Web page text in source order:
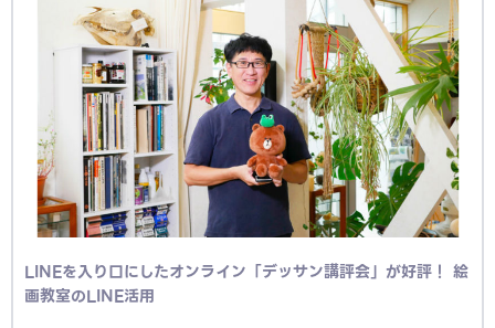
LINEを入り口にしたオンライン「デッサン講評会」が好評！ 絵
画教室のLINE活用